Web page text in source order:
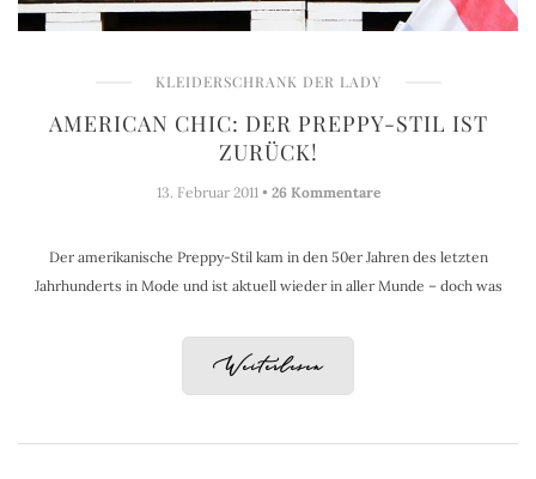
KLEIDERSCHRANK DER LADY
AMERICAN CHIC: DER PREPPY-STIL IST
ZURÜCK!
13. Februar 2011 • 26 Kommentare
Der amerikanische Preppy-Stil kam in den 50er Jahren des letzten
Jahrhunderts in Mode und ist aktuell wieder in aller Munde – doch was
Weiterlesen